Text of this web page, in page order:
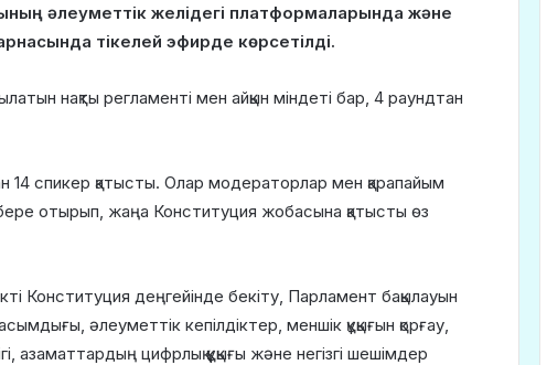
әлеуметтік желідегі платформаларында және
тікелей эфирде көрсетілді.
нақты регламенті мен айқын міндеті бар, 4 раундтан
14 спикер қатысты. Олар модераторлар мен қарапайым
бере отырып, жаңа Конституция жобасына қатысты өз
Конституция деңгейінде бекіту, Парламент бақылауын
әлеуметтік кепілдіктер, меншік құқығын қорғау,
азаматтардың цифрлық құқығы және негізгі шешімдер